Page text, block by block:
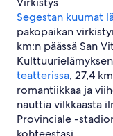
Segestan kuumat
pakopaikan
km:n päässä San
teatterissa, 27,4
romantiikkaa ja
nauttia vilkkaasta
Provinciale -